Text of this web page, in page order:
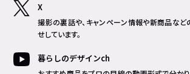
X
撮影の裏話や、キャンペーン情報や新商品など
せしています。
暮らしのデザインch